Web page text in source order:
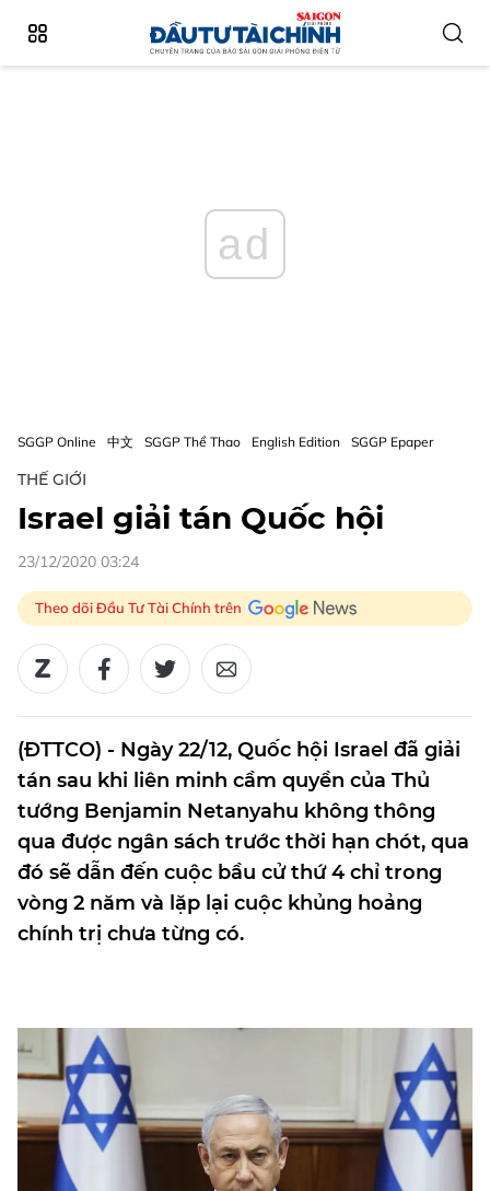
ad
SGGP Online 中文 SGGP Thể Thao English Edition SGGP Epaper
THẾ GIỚI
Israel giải tán Quốc hội
23/12/2020 03:24
Theo dõi Đầu Tư Tài Chính trên
(ĐTTCO) - Ngày 22/12, Quốc hội Israel đã giải
tán sau khi liên minh cầm quyền của Thủ
tướng Benjamin Netanyahu không thông
qua được ngân sách trước thời hạn chót, qua
đó sẽ dẫn đến cuộc bầu cử thứ 4 chỉ trong
vòng 2 năm và lặp lại cuộc khủng hoảng
chính trị chưa từng có.